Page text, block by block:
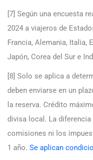
[7] Según una encuesta
2024 a viajeros de
Francia, Alemania, Italia,
Japón, Corea del Sur e
[8] Solo se aplica a
deben enviarse en un
la reserva. Crédito
divisa local. La
comisiones ni los
1 año. Se aplican